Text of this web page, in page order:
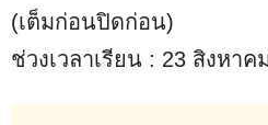
(เต็มก่อนปิดก่อน)
ช่วงเวลาเรียน : 23 สิงหา